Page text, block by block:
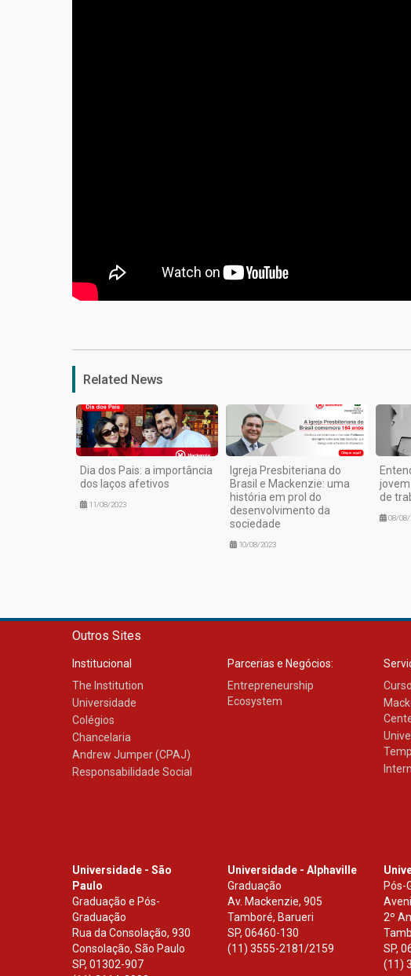
Related News
Dia dos Pais: a importância
dos laços afetivos
11/08/2023
Igreja Presbiteriana do
Brasil e Mackenzie: uma
história em prol do
desenvolvimento da
sociedade
10/08/2023
de
08/08/
Outros Sites
Institucional
The Institution
Universidade
Colégios
Chancelaria
Andrew Jumper (CPAJ)
Responsabilidade Social
Parcerias e Negócios:
Entrepreneurship
Ecosystem
Universidade - São
Paulo
Graduação e Pós-
Graduação
Rua da Consolação, 930
Consolação, São Paulo
SP, 01302-907
Universidade - Alphaville
Graduação
Av. Mackenzie, 905
Tamboré, Barueri
SP,06460-130
(11) 3555-2181/2159
Pós-
2º
SP,
(11)